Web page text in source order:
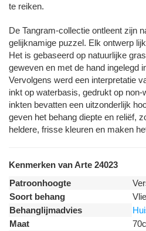
te reiken.
De Tangram-collectie ontleent zijn
gelijknamige puzzel. Elk ontwerp
Het is gebaseerd op natuurlijke
geweven en met de hand ingelegd
Vervolgens werd een interpretatie
inkt op waterbasis, gedrukt op
inkten bevatten een uitzonderlijk
geven het behang diepte en reliëf,
heldere, frisse kleuren en maken
Kenmerken van Arte 24023
Patroonhoogte
Soort behang
Behanglijmadvies
Maat